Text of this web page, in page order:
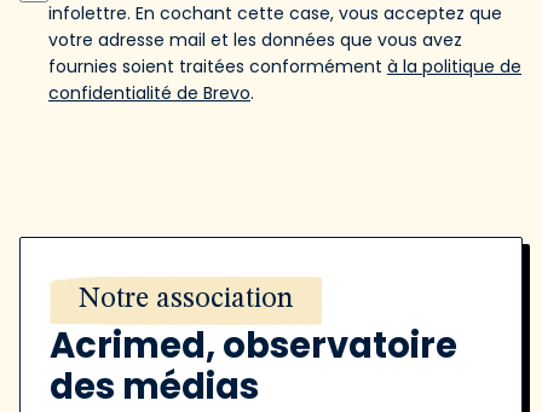
infolettre. En cochant cette case, vous acceptez que
votre adresse mail et les données que vous avez
fournies soient traitées conformément à la politique de
confidentialité de Brevo.
Notre association
Acrimed, observatoire
des médias